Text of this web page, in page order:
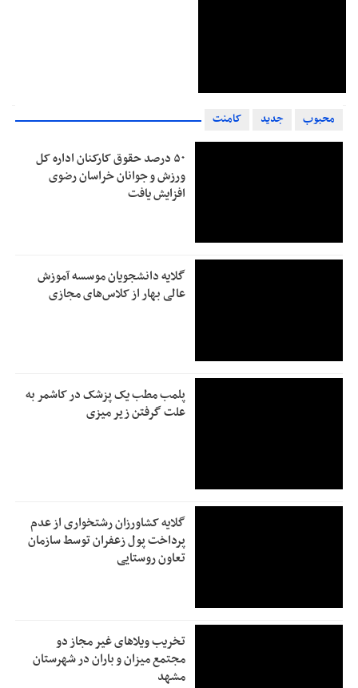
محبوب جدید کامنت
۵۰ درصد حقوق کارکنان اداره کل
ورزش و جوانان خراسان رضوی
افزایش یافت
گلایه دانشجویان موسسه آموزش
عالی بهار از کلاس‌های مجازی
پلمب مطب یک پزشک در کاشمر به
علت گرفتن زیر میزی
گلایه کشاورزان رشتخواری از عدم
پرداخت پول زعفران توسط سازمان
تعاون روستایی
تخریب ویلاهای غیر مجاز دو
مجتمع میزان و باران در شهرستان
مشهد